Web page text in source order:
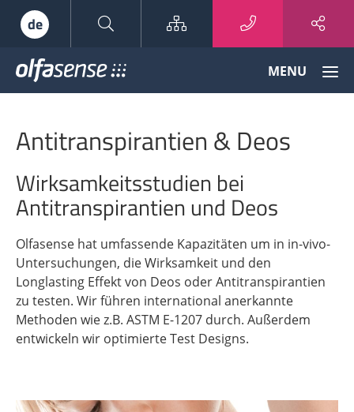
de Sitemap
Data
to
Knowledge
MENU
Antitranspirantien & Deos
Wirksamkeitsstudien bei
Antitranspirantien und Deos
Olfasense hat umfassende Kapazitäten um in in-vivo-
Untersuchungen, die Wirksamkeit und den
Longlasting Effekt von Deos oder Antitranspirantien
zu testen. Wir führen international anerkannte
Methoden wie z.B. ASTM E-1207 durch. Außerdem
entwickeln wir optimierte Test Designs.